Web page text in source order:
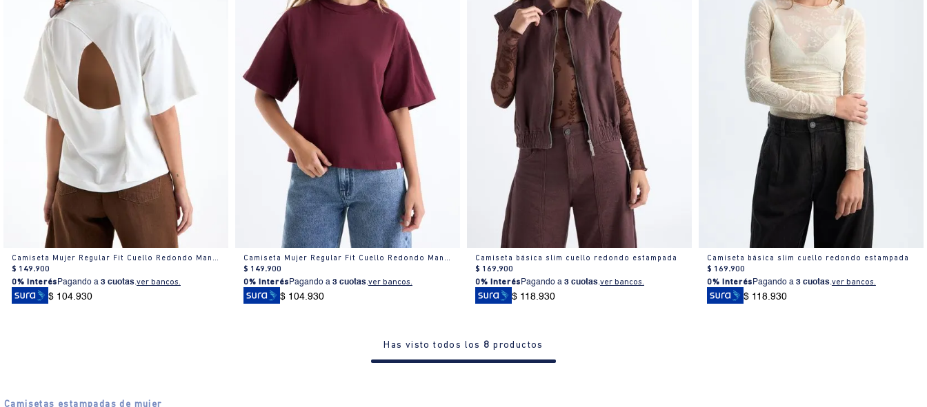
Camiseta Mujer Regular Fit Cuello Redondo Manga Corta Estampada Blanca
$ 149.900
0% Interés Pagando a 3 cuotas.ver bancos.
$ 104.930
Camiseta Mujer Regular Fit Cuello Redondo Manga Corta Estampada Blanca
$ 149.900
0% Interés Pagando a 3 cuotas.ver bancos.
$ 104.930
Camiseta básica slim cuello redondo estampada
$ 169.900
0% Interés Pagando a 3 cuotas.ver bancos.
$ 118.930
Camiseta básica slim cuello redondo estampada
$ 169.900
0% Interés Pagando a 3 cuotas.ver bancos.
$ 118.930
Has visto todos los 8 productos
Camisetas estampadas de mujer